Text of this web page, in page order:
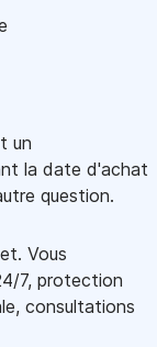
un
la date d'achat
question.
Vous
7, protection
consultations